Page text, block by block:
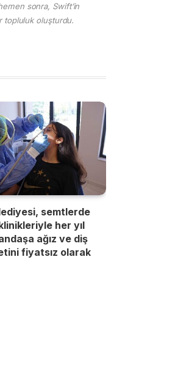
sonra, Swift’in
topluluk oluşturdu.
semtlerde
her yıl
ağız ve diş
fiyatsız olarak